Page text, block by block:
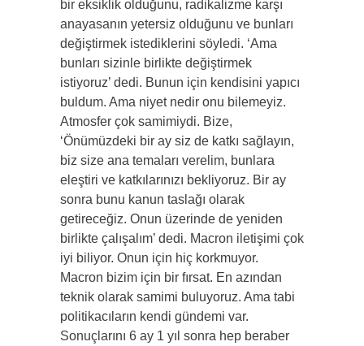
bir eksiklik olduğunu, radikalizme karşı
anayasanın yetersiz olduğunu ve bunları
değiştirmek istediklerini söyledi. ‘Ama
bunları sizinle birlikte değiştirmek
istiyoruz’ dedi. Bunun için kendisini yapıcı
buldum. Ama niyet nedir onu bilemeyiz.
Atmosfer çok samimiydi. Bize,
‘Önümüzdeki bir ay siz de katkı sağlayın,
biz size ana temaları verelim, bunlara
eleştiri ve katkılarınızı bekliyoruz. Bir ay
sonra bunu kanun taslağı olarak
getireceğiz. Onun üzerinde de yeniden
birlikte çalışalım’ dedi. Macron iletişimi çok
iyi biliyor. Onun için hiç korkmuyor.
Macron bizim için bir fırsat. En azından
teknik olarak samimi buluyoruz. Ama tabi
politikacıların kendi gündemi var.
Sonuçlarını 6 ay 1 yıl sonra hep beraber